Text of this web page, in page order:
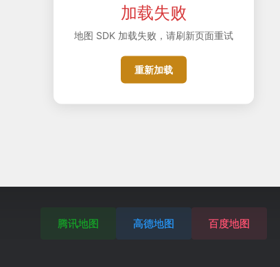
加载失败
地图 SDK 加载失败，请刷新页面重试
重新加载
腾讯地图 高德地图 百度地图